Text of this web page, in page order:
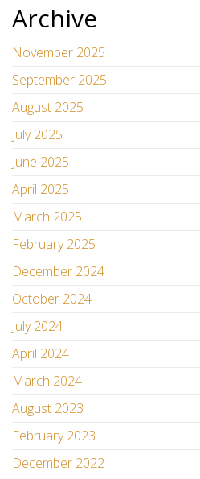
Archive
November 2025
September 2025
August 2025
July 2025
June 2025
April 2025
March 2025
February 2025
December 2024
October 2024
July 2024
April 2024
March 2024
August 2023
February 2023
December 2022